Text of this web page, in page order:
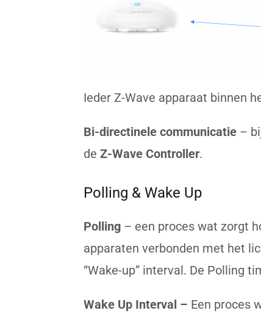
Ieder Z-Wave apparaat binnen
Bi-directinele communicatie –
de Z-Wave Controller.
Polling & Wake Up
Polling – een proces wat zorgt
apparaten verbonden met het
“Wake-up” interval. De Polling
Wake Up Interval – Een proces